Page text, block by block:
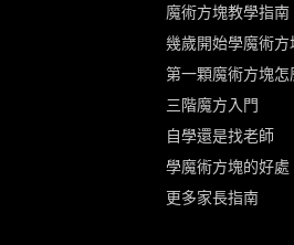
魔術方塊教學指南
幾歲開始學魔術方
第一顆魔術方塊怎
三階魔方入門
自學還是找老師
學魔術方塊的好處
更多家長指南